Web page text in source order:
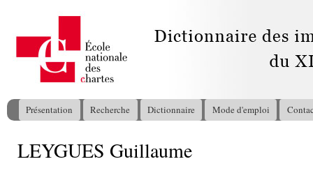
Menu principal
Présentation Recherche Dictionnaire Mode d'emploi
Vous êtes ici
LEYGUES Guillaume